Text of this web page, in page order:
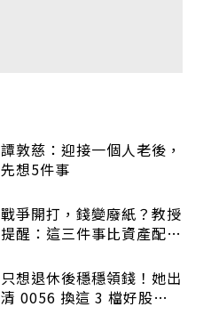
譚敦慈：迎接一個人老後，
先想5件事
戰爭開打，錢變廢紙？教授
提醒：這三件事比資產配置
只想退休後穩穩領錢！她出
清 0056 換這 3 檔好股：